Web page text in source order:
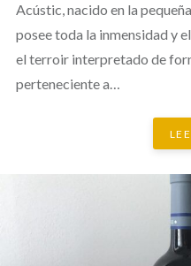
Acústic, nacido en la
posee toda la inmensidad y
el terroir interpretado de
perteneciente a…